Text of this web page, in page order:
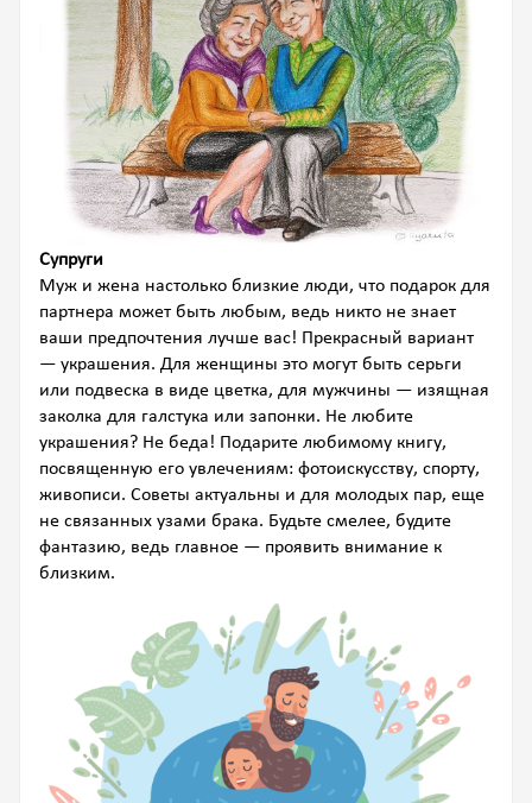
Супруги
Муж и жена настолько близкие люди, что подарок для
партнера может быть любым, ведь никто не знает
ваши предпочтения лучше вас! Прекрасный вариант
— украшения. Для женщины это могут быть серьги
или подвеска в виде цветка, для мужчины — изящная
заколка для галстука или запонки. Не любите
украшения? Не беда! Подарите любимому книгу,
посвященную его увлечениям: фотоискусству, спорту,
живописи. Советы актуальны и для молодых пар, еще
не связанных узами брака. Будьте смелее, будите
фантазию, ведь главное — проявить внимание к
близким.